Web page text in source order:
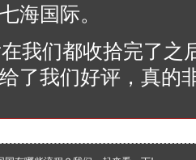
海国际。
我们都收拾完了之
了我们好评，真的